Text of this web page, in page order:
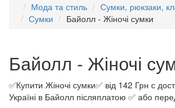
Мода та стиль
Сумки, рюкзаки,
Сумки
Байолл - Жіночі сумки
Байолл - Жіночі
✅Купити Жіночі сумки✅ від 142 Грн с
Україні в Байолл післяплатою ✅ або